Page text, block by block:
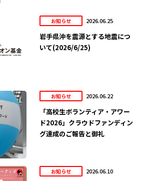
お知らせ 2026.06.25
岩手県沖を震源とする地震につ
いて(2026/6/25)
お知らせ 2026.06.22
「高校生ボランティア・アワー
ド2026」クラウドファンディン
グ達成のご報告と御礼
お知らせ 2026.06.10